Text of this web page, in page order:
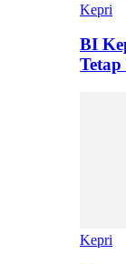
Kepri
BI
Kepri